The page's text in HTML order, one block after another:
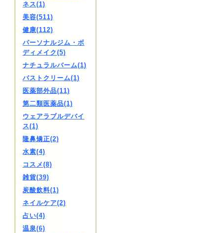
ネス(1)
美容(511)
健康(112)
パーソナルジム・ボ
ディメイク(5)
ナチュラルバーム(1)
バストクリーム(1)
医薬部外品(11)
第二類医薬品(1)
ウェアラブルデバイ
ス(1)
隆鼻矯正(2)
水素(4)
コスメ(8)
雑貨(39)
炭酸飲料(1)
ネイルケア(2)
占い(4)
温泉(6)